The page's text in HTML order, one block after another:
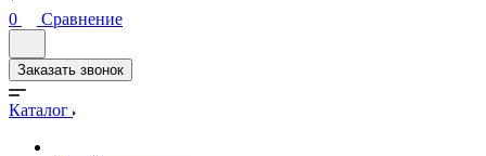
0 Сравнение
Заказать звонок
Каталог